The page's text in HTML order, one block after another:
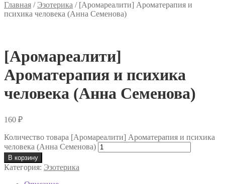
Главная / Эзотерика / [Аромареалити] Ароматерапия и
психика человека (Анна Семенова)
[Аромареалити]
Ароматерапия и психика
человека (Анна Семенова)
160 ₽
Количество товара [Аромареалити] Ароматерапия и психика
человека (Анна Семенова)
В корзину
Категория: Эзотерика